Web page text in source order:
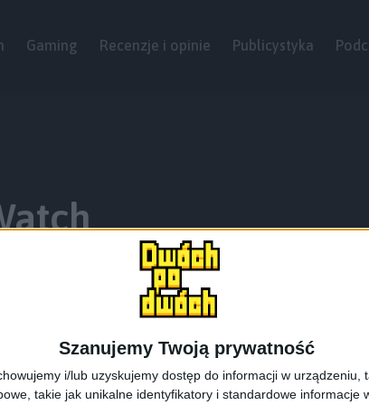
Szanujemy Twoją prywatność
i/lub uzyskujemy dostęp do informacji w urządzeniu,
takie jak unikalne identyfikatory i standardowe informacje
Gaming Recenzje i opinie Publicystyka